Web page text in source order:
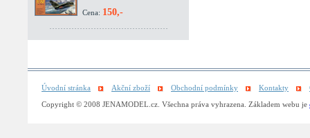
Cena: 150,-
Úvodní stránka Akční zboží Obchodní podmínky Kontakty
Copyright © 2008 JENAMODEL.cz. Všechna práva vyhrazena. Základem webu je